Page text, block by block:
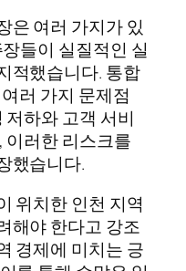
은 여러 가지가 있
들이 실질적인 실
적했습니다. 통합
러 가지 문제점
하와 고객 서비
이러한 리스크를
했습니다.
위치한 인천 지역
해야 한다고 강조
경제에 미치는 긍